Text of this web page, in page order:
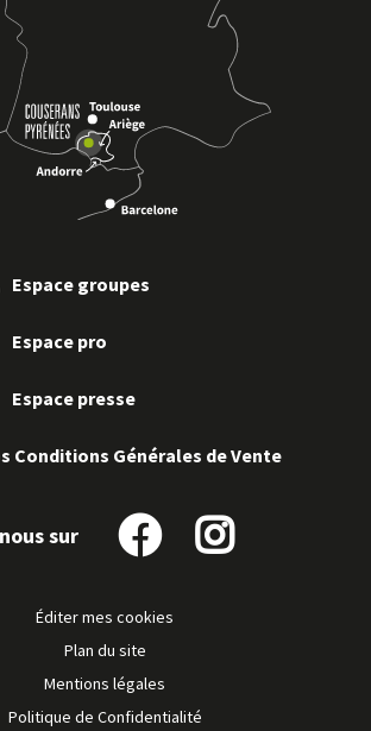
Espace groupes
Espace pro
Espace presse
Conditions Générales de Vente
sur
Suivez-
sur
Suivez-
Éditer mes cookies
Plan du site
Mentions légales
Politique de Confidentialité